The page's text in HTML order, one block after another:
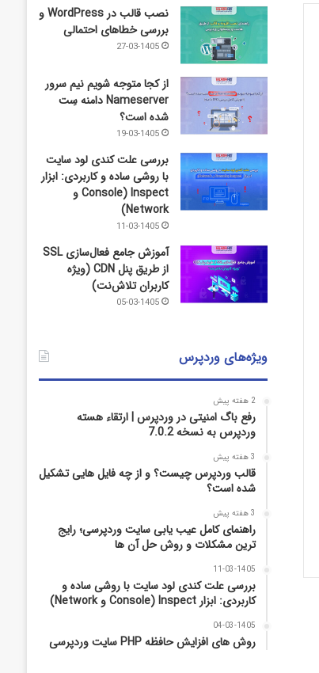
نصب قالب در WordPress و
بررسی خطاهای احتمالی
27-03-1405
از کجا متوجه شویم نیم ‌سرور
Nameserver دامنه سِت
شده است؟
19-03-1405
بررسی علت کندی لود سایت
با روشی ساده و کاربردی: ابزار
Inspect (Console و
Network)
11-03-1405
آموزش جامع فعال‌سازی SSL
از طریق پنل CDN (ویژه
کاربران تلاش‌نت)
05-03-1405
ویژه‌های وردپرس
2 هفته پیش
رفع باگ امنیتی در وردپرس | ارتقاء هسته
وردپرس به نسخه 7.0.2
3 هفته پیش
قالب وردپرس چیست؟ و از چه فایل­ هایی تشکیل
شده است؟
3 هفته پیش
راهنمای کامل عیب‌ یابی سایت وردپرسی؛ رایج‌
ترین مشکلات و روش حل آن‌ ها
11-03-1405
بررسی علت کندی لود سایت با روشی ساده و
کاربردی: ابزار Inspect (Console و Network)
04-03-1405
روش‌ های افزایش حافظه PHP سایت وردپرسی